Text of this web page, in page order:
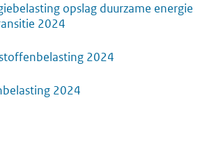
opslag duurzame energie
2024
2024
2024